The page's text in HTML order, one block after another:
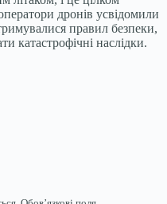
дронів усвідомили
правил безпеки,
катастрофічні наслідки.